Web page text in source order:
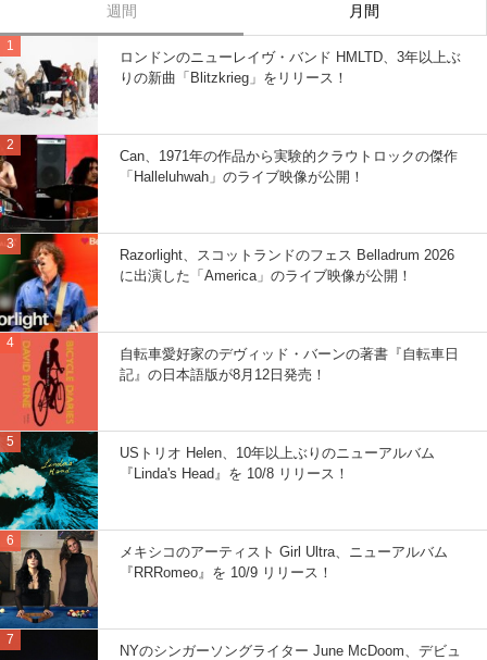
週間 月間
ロンドンのニューレイヴ・バンド HMLTD、3年以上ぶ
りの新曲「Blitzkrieg」をリリース！
Can、1971年の作品から実験的クラウトロックの傑作
「Halleluhwah」のライブ映像が公開！
Razorlight、スコットランドのフェス Belladrum 2026
に出演した「America」のライブ映像が公開！
自転車愛好家のデヴィッド・バーンの著書『自転車日
記』の日本語版が8月12日発売！
USトリオ Helen、10年以上ぶりのニューアルバム
『Linda's Head』を 10/8 リリース！
メキシコのアーティスト Girl Ultra、ニューアルバム
『RRRomeo』を 10/9 リリース！
NYのシンガーソングライター June McDoom、デビュ